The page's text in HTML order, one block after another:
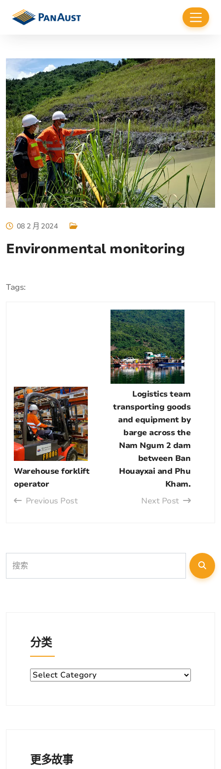
08 2 月 2024
Environmental monitoring
Tags:
Warehouse forklift
operator
Previous Post
Logistics team
transporting goods
and equipment by
barge across the
Nam Ngum 2 dam
between Ban
Houayxai and Phu
Kham.
Next Post
分类
分
更多故事